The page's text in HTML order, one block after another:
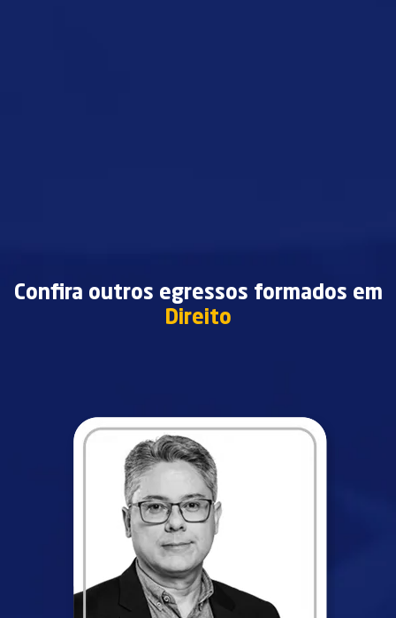
Confira outros egressos formados em
Direito